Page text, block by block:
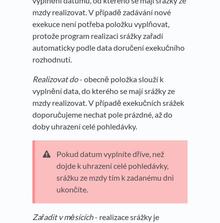
mzdy realizovat. V případě zadávání nové
exekuce není potřeba položku vyplňovat,
protože program realizaci srážky zařadí
automaticky podle data doručení exekučního
rozhodnutí.
Realizovat do- obecně položka slouží k
vyplnění data, do kterého se mají srážky ze
mzdy realizovat. V případě exekučních srážek
doporučujeme nechat pole prázdné, až do
doby uhrazení celé pohledávky.
Pokud datum vyplníte dříve, než
dojde k uhrazení celé pohledávky,
srážku ze mzdy tím k zadanému dni
ukončíte.
Zařadit v měsících- realizace srážky je